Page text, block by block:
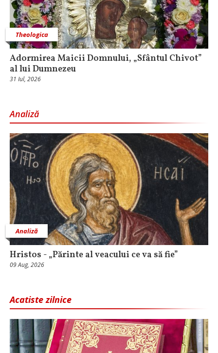
Theologica
Adormirea Maicii Domnului, „Sfântul Chivot”
al lui Dumnezeu
31 Iul, 2026
Analiză
Analiză
Hristos - „Părinte al veacului ce va să fie”
09 Aug, 2026
Acatiste zilnice